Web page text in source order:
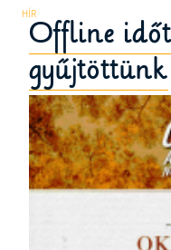
Offline időt
gyűjtöttünk